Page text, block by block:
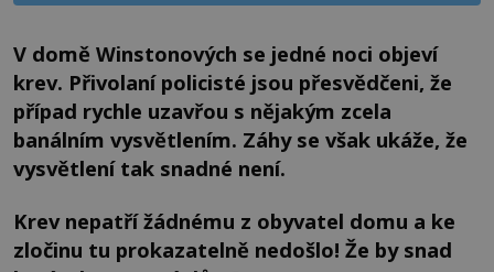
V domě Winstonových se jedné noci objeví
krev. Přivolaní policisté jsou přesvědčeni, že
případ rychle uzavřou s nějakým zcela
banálním vysvětlením. Záhy se však ukáže, že
vysvětlení tak snadné není.
Krev nepatří žádnému z obyvatel domu a ke
zločinu tu prokazatelně nedošlo! Že by snad